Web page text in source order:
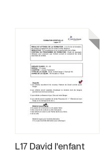
L17 David l'enfant